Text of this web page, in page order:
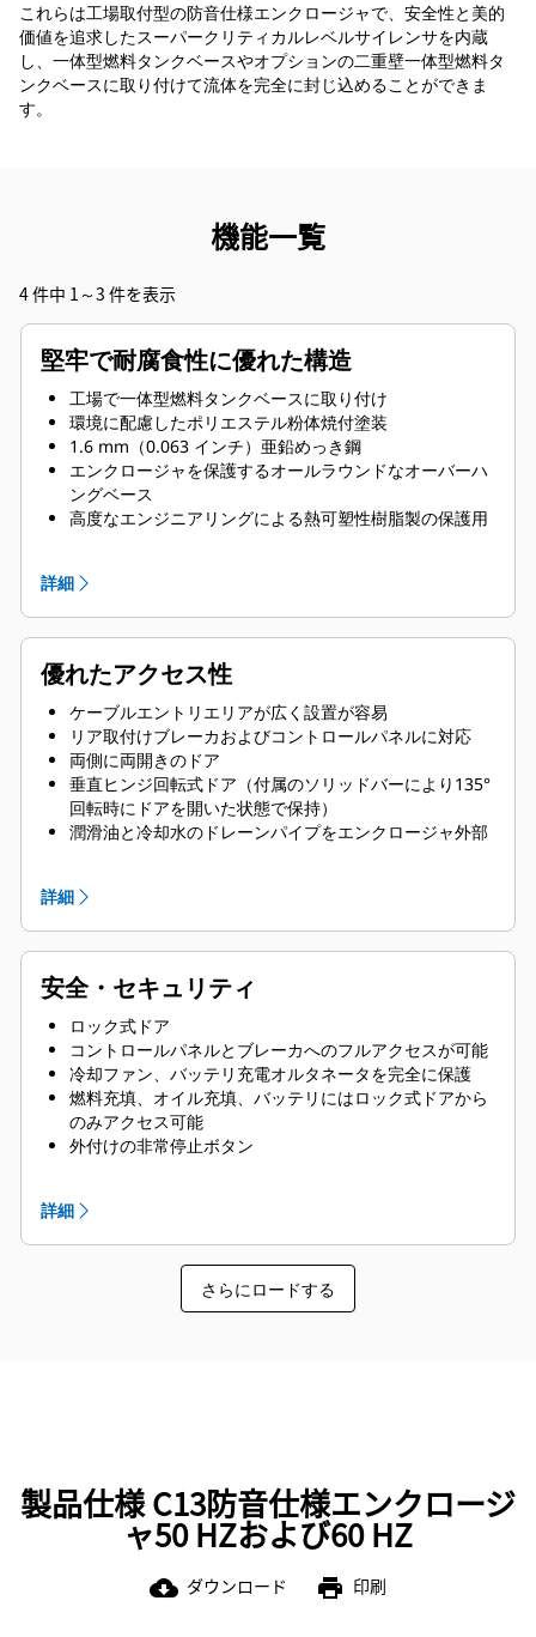
これらは工場取付型の防音仕様エンクロージャで、安全性と美的
価値を追求したスーパークリティカルレベルサイレンサを内蔵
し、一体型燃料タンクベースやオプションの二重壁一体型燃料タ
ンクベースに取り付けて流体を完全に封じ込めることができま
す。
機能一覧
4 件中 1～3 件を表示
堅牢で耐腐食性に優れた構造
工場で一体型燃料タンクベースに取り付け
環境に配慮したポリエステル粉体焼付塗装
1.6 mm（0.063 インチ）亜鉛めっき鋼
エンクロージャを保護するオールラウンドなオーバーハ
ングベース
高度なエンジニアリングによる熱可塑性樹脂製の保護用
圧縮ドアラッチによる強固なドアシール
亜鉛めっきまたは黒色コーティングを施したステンレス
スチールファスナ
スーパークリティカル排気サイレンスシステムを内部に
搭載
詳細
優れたアクセス性
ケーブルエントリエリアが広く設置が容易
リア取付けブレーカおよびコントロールパネルに対応
両側に両開きのドア
垂直ヒンジ回転式ドア（付属のソリッドバーにより135°
回転時にドアを開いた状態で保持）
潤滑油と冷却水のドレーンパイプをエンクロージャ外部
詳細
安全・セキュリティ
ロック式ドア
コントロールパネルとブレーカへのフルアクセスが可能
冷却ファン、バッテリ充電オルタネータを完全に保護
燃料充填、オイル充填、バッテリにはロック式ドアから
のみアクセス可能
外付けの非常停止ボタン
コントロールパネル表示ウィンドウ
スタブアップエリアは防鼠仕様
詳細
さらにロードする
製品仕様 C13防音仕様エンクロージ
ャ50 HZおよび60 HZ
cloud_download ダウンロード print 印刷